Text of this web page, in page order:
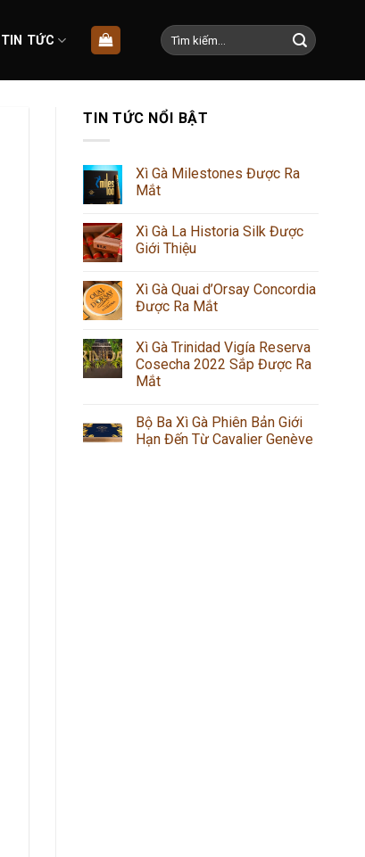
TIN TỨC
Tìm
kiếm:
TIN TỨC NỔI BẬT
Xì Gà Milestones Được Ra
Mắt
Xì Gà La Historia Silk Được
Giới Thiệu
Xì Gà Quai d’Orsay Concordia
Được Ra Mắt
Xì Gà Trinidad Vigía Reserva
Cosecha 2022 Sắp Được Ra
Mắt
Bộ Ba Xì Gà Phiên Bản Giới
Hạn Đến Từ Cavalier Genève